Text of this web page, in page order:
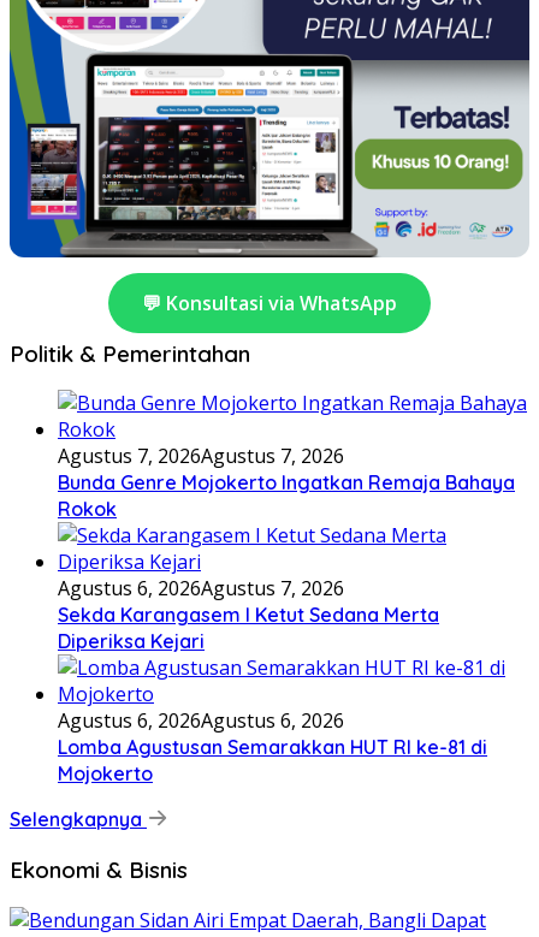
💬 Konsultasi via WhatsApp
Politik & Pemerintahan
Agustus 7, 2026Agustus 7, 2026
Bunda Genre Mojokerto Ingatkan Remaja Bahaya
Rokok
Agustus 6, 2026Agustus 7, 2026
Sekda Karangasem I Ketut Sedana Merta
Diperiksa Kejari
Agustus 6, 2026Agustus 6, 2026
Lomba Agustusan Semarakkan HUT RI ke-81 di
Mojokerto
Selengkapnya
Ekonomi & Bisnis